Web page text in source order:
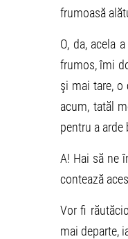
frumoasă
O, da, acela
frumos, îmi
şi mai tare,
acum, tatăl
pentru a arde
A! Hai să ne
contează
Vor fi
mai departe,